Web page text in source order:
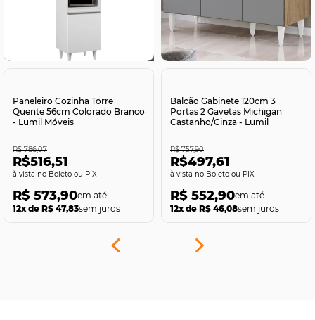
Paneleiro Cozinha Torre
Quente 56cm Colorado Branco
- Lumil Móveis
R$516,51
no Boleto ou PIX
R$ 786,07
R$ 573,90
12x de R$ 47,83sem juros
Balcão Gabinete 120cm 3
Portas 2 Gavetas Michigan
Castanho/Cinza - Lumil
R$497,61
no Boleto ou PIX
R$ 757,90
R$ 552,90
12x de R$ 46,08sem juros